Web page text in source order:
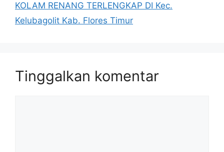
KOLAM RENANG TERLENGKAP DI Kec.
Kelubagolit Kab. Flores Timur
Tinggalkan komentar